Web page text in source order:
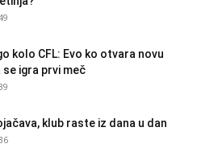
kolo CFL: Evo ko otvara novu
se igra prvi meč
klub raste iz dana u dan